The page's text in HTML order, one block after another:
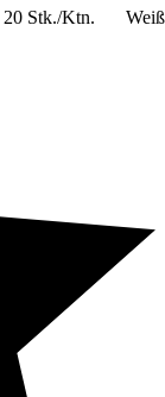
20 Stk./Ktn. Weiß